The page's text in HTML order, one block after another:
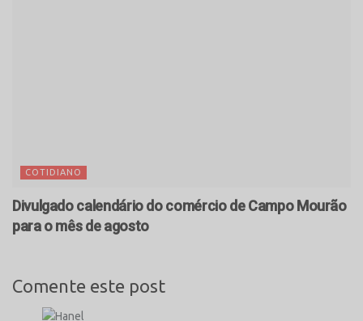
COTIDIANO
Divulgado calendário do comércio de Campo Mourão
para o mês de agosto
Comente este post